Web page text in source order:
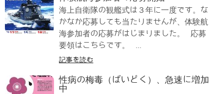
海上自衛隊の観艦式は３年に一度です。な
かなか応募しても当たりませんが、体験航
海参加者の応募がはじまりました。 応募
要領はこちらです。 ...
記事を読む
性病の梅毒（ばいどく）、急速に増加
中